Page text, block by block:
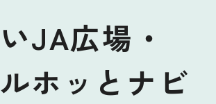
JA広場・
ホッとナビ